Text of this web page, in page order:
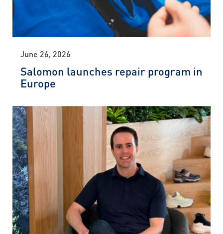
June 26, 2026
Salomon launches repair program in
Europe